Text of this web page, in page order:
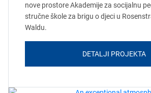
nove prostore Akademije za socijalnu
stručne škole za brigu o djeci u
Waldu.
DETALJI PROJEKTA